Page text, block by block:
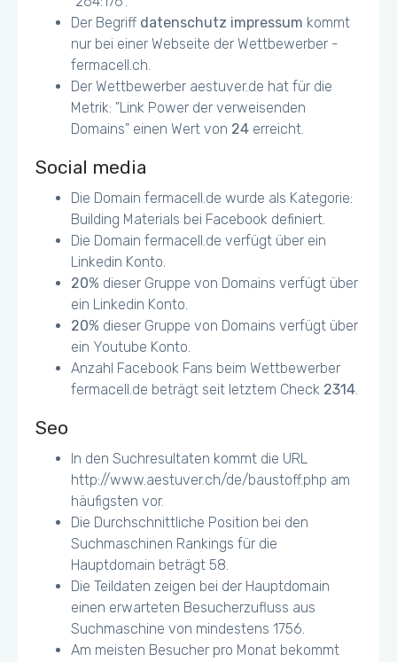
Der Begriff datenschutz impressum kommt
nur bei einer Webseite der Wettbewerber -
fermacell.ch.
Der Wettbewerber aestuver.de hat für die
Metrik: "Link Power der verweisenden
Domains" einen Wert von 24 erreicht.
Social media
Die Domain fermacell.de wurde als Kategorie:
Building Materials bei Facebook definiert.
Die Domain fermacell.de verfügt über ein
Linkedin Konto.
20% dieser Gruppe von Domains verfügt über
ein Linkedin Konto.
20% dieser Gruppe von Domains verfügt über
ein Youtube Konto.
Anzahl Facebook Fans beim Wettbewerber
fermacell.de beträgt seit letztem Check 2314.
Seo
In den Suchresultaten kommt die URL
http://www.aestuver.ch/de/baustoff.php am
häufigsten vor.
Die Durchschnittliche Position bei den
Suchmaschinen Rankings für die
Hauptdomain beträgt 58.
Die Teildaten zeigen bei der Hauptdomain
einen erwarteten Besucherzufluss aus
Suchmaschine von mindestens 1756.
Am meisten Besucher pro Monat bekommt